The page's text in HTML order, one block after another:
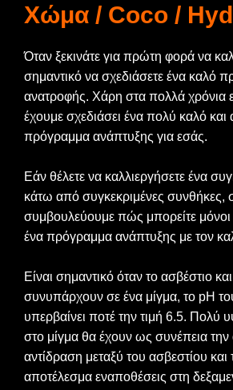
Χώμα / Coco /
Όταν ξεκινάτε για πρώτη φορά να
σημαντικό να σχεδιάσετε ένα καλό
ανατροφής. Χάρη στα πολλά χρόνια
έχουμε σχεδιάσει ένα πολύ καλό και
πρόγραμμα ανάπτυξης για εσάς.
Εάν θέλετε να καλλιεργήσετε ένα
κάτω από συγκεκριμένες συνθήκες,
συμβουλεύουμε πώς μπορείτε μόνοι
ένα πρόγραμμα ανάπτυξης με τον
Είναι σημαντικό όταν το ασβέστιο
συνυπάρχουν σε ένα μίγμα, το pH
υπερβαίνει ποτέ την τιμή 6.5. Πολύ
στο μίγμα θα έχουν ως συνέπεια την
αντίδραση μεταξύ του ασβεστίου
αποτέλεσμα εναποθέσεις στη